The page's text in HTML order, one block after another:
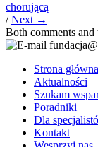
chorującą
/Next →
Both comments and
Strona główna
Aktualności
Szukam
Poradniki
Dla
Kontakt